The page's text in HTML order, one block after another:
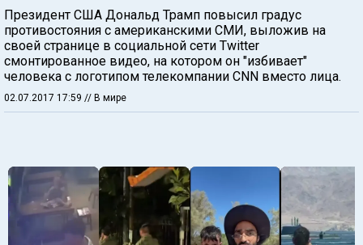
Президент США Дональд Трамп повысил градус
противостояния с американскими СМИ, выложив на
своей странице в социальной сети Twitter
смонтированное видео, на котором он "избивает"
человека с логотипом телекомпании CNN вместо лица.
02.07.2017 17:59 // В мире